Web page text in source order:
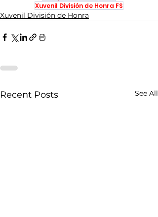
Xuvenil División de Honra FS
Xuvenil División de Honra
Recent Posts See All